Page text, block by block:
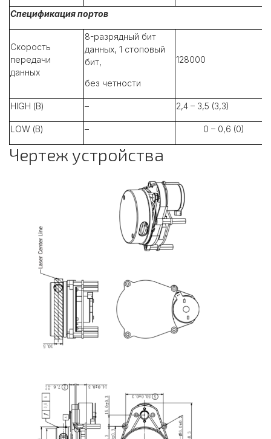
Спецификация портов
Скорость
передачи
данных
8-разрядный бит
данных, 1 стоповый
бит,
без четности
128000
HIGH (В) – 2,4 – 3,5 (3,3)
LOW (В) – 0 – 0,6 (0)
Чертеж устройства